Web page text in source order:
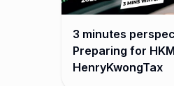
3 minutes
Preparing for
HenryKwongTax